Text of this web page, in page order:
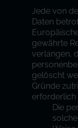
Jede von
Daten
gewährte
verlangen,
gelöscht
Gründe
erforderlich
Die